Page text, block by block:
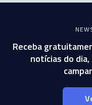
Receba
notícias do